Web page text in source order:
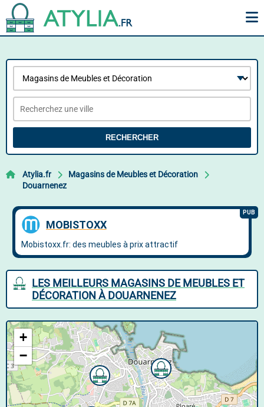
RECHERCHER
Atylia.fr
Magasins de Meubles et Décoration
Douarnenez
LES MEILLEURS MAGASINS DE MEUBLES ET
DÉCORATION À DOUARNENEZ
+
−